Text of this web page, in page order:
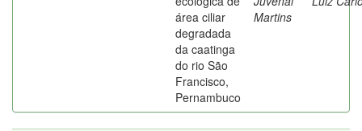
área ciliar
degradada
da caatinga
do rio São
Francisco,
Pernambuco
Martins